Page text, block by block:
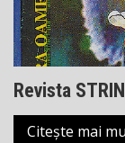
Revista
Citește mai